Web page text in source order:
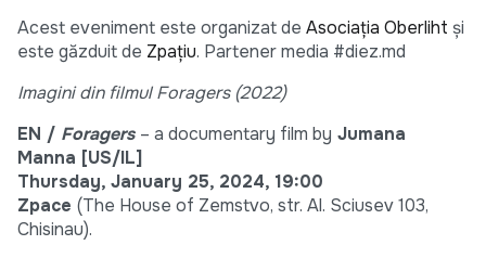
Acest eveniment este organizat de Asociația Oberliht și
este găzduit de Zpațiu. Partener media #diez.md
Imagini din filmul Foragers (2022)
EN / Foragers – a documentary film by Jumana
Manna [US/IL]
Thursday, January 25, 2024, 19:00
Zpace (The House of Zemstvo, str. Al. Sciusev 103,
Chisinau).